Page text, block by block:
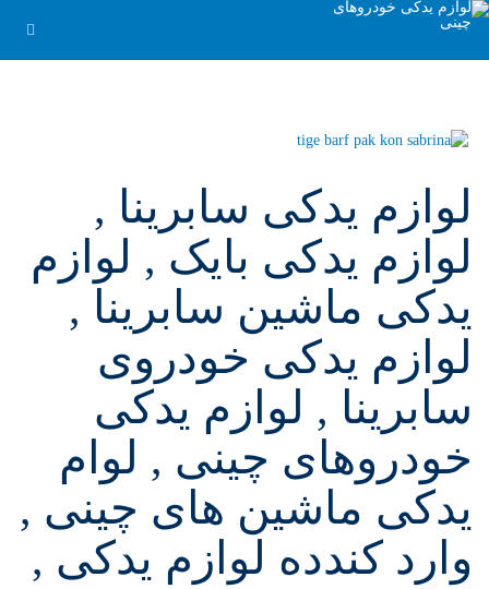
لوازم یدکی سابرینا ,
لوازم یدکی بایک , لوازم
یدکی ماشین سابرینا ,
لوازم یدکی خودروی
سابرینا , لوازم یدکی
خودروهای چینی , لوام
یدکی ماشین های چینی ,
وارد کندده لوازم یدکی ,